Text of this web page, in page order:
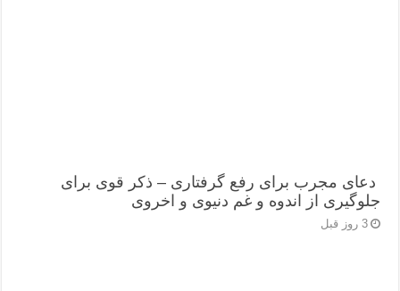
دعای مجرب برای رفع گرفتاری – ذکر قوی برای
جلوگیری از اندوه و غم دنیوی و اخروی
3 روز قبل